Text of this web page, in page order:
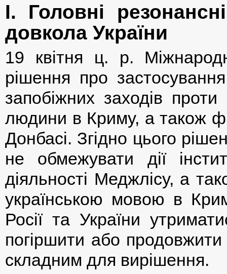
I. Головні
довкола України
19 квітня ц. р.
рішення про
запобіжних заходів
людини в Криму, а також
Донбасі. Згідно цього
не обмежувати дії
діяльності Меджлісу, а
українською мовою в
Росії та України
погіршити або
складним для вирішення.